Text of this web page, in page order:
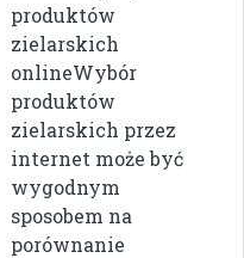
produktów
zielarskich
onlineWybór
produktów
zielarskich przez
internet może być
wygodnym
sposobem na
porównanie